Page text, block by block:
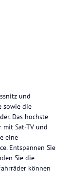
und
sowie die
Das höchste
mit Sat-TV und
eine
Entspannen Sie
Sie die
können